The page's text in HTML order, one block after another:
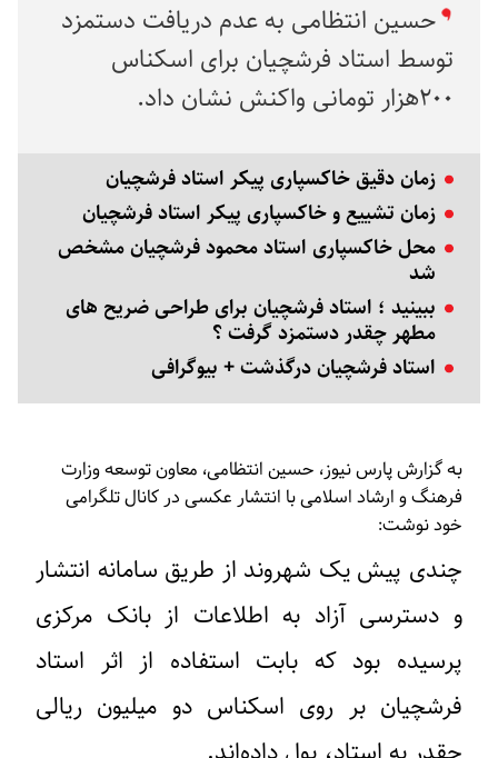
حسین انتظامی به عدم دریافت دستمزد
توسط استاد فرشچیان برای اسکناس
۲۰۰هزار تومانی واکنش نشان داد.
زمان دقیق خاکسپاری پیکر استاد فرشچیان
زمان تشییع و خاکسپاری پیکر استاد فرشچیان
محل خاکسپاری استاد محمود فرشچیان مشخص
شد
ببینید ؛ استاد فرشچیان برای طراحی ضریح‌ های
مطهر چقدر دستمزد گرفت ؟
استاد فرشچیان درگذشت + بیوگرافی
به گزارش پارس نیوز، حسین انتظامی، معاون توسعه وزارت
فرهنگ و ارشاد اسلامی با انتشار عکسی در کانال تلگرامی
خود نوشت:
چندی پیش یک شهروند از طریق سامانه انتشار
و دسترسی آزاد به اطلاعات از بانک مرکزی
پرسیده بود که بابت استفاده از اثر استاد
فرشچیان بر روی اسکناس دو میلیون ریالی